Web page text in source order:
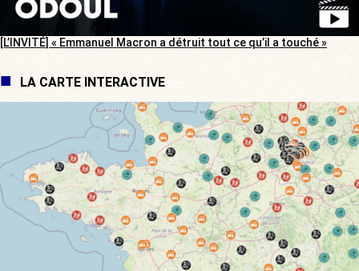
[L’INVITÉ] « Emmanuel Macron a détruit tout ce qu’il a touché »
LA CARTE INTERACTIVE